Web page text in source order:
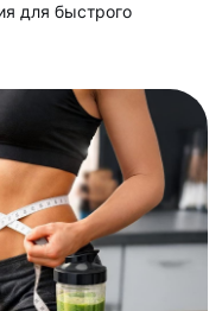
для быстрого